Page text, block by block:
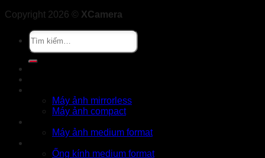
Copyright 2026 © XCamera
Tìm
kiếm:
Máy ảnh mirrorless
Máy ảnh compact
Máy ảnh medium format
Ống kính medium format